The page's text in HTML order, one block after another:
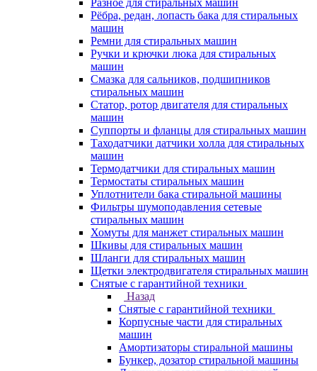
Разное для стиральных машин
Рёбра, редан, лопасть бака для стиральных
машин
Ремни для стиральных машин
Ручки и крючки люка для стиральных
машин
Смазка для сальников, подшипников
стиральных машин
Статор, ротор двигателя для стиральных
машин
Суппорты и фланцы для стиральных машин
Таходатчики датчики холла для стиральных
машин
Термодатчики для стиральных машин
Термостаты стиральных машин
Уплотнители бака стиральной машины
Фильтры шумоподавления сетевые
стиральных машин
Хомуты для манжет стиральных машин
Шкивы для стиральных машин
Шланги для стиральных машин
Щетки электродвигателя стиральных машин
Снятые с гарантийной техники
Назад
Снятые с гарантийной техники
Корпусные части для стиральных
машин
Амортизаторы стиральной машины
Бункер, дозатор стиральной машины